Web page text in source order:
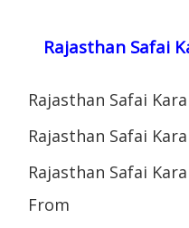
Rajasthan Safai
Rajasthan Safai
Rajasthan Safai
Rajasthan Safai
From